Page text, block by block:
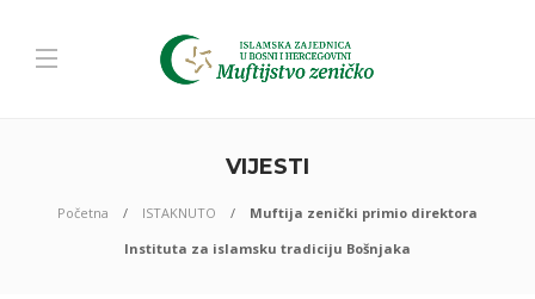
VIJESTI
Početna ISTAKNUTO
Muftija zenički primio direktora
Instituta za islamsku tradiciju Bošnjaka